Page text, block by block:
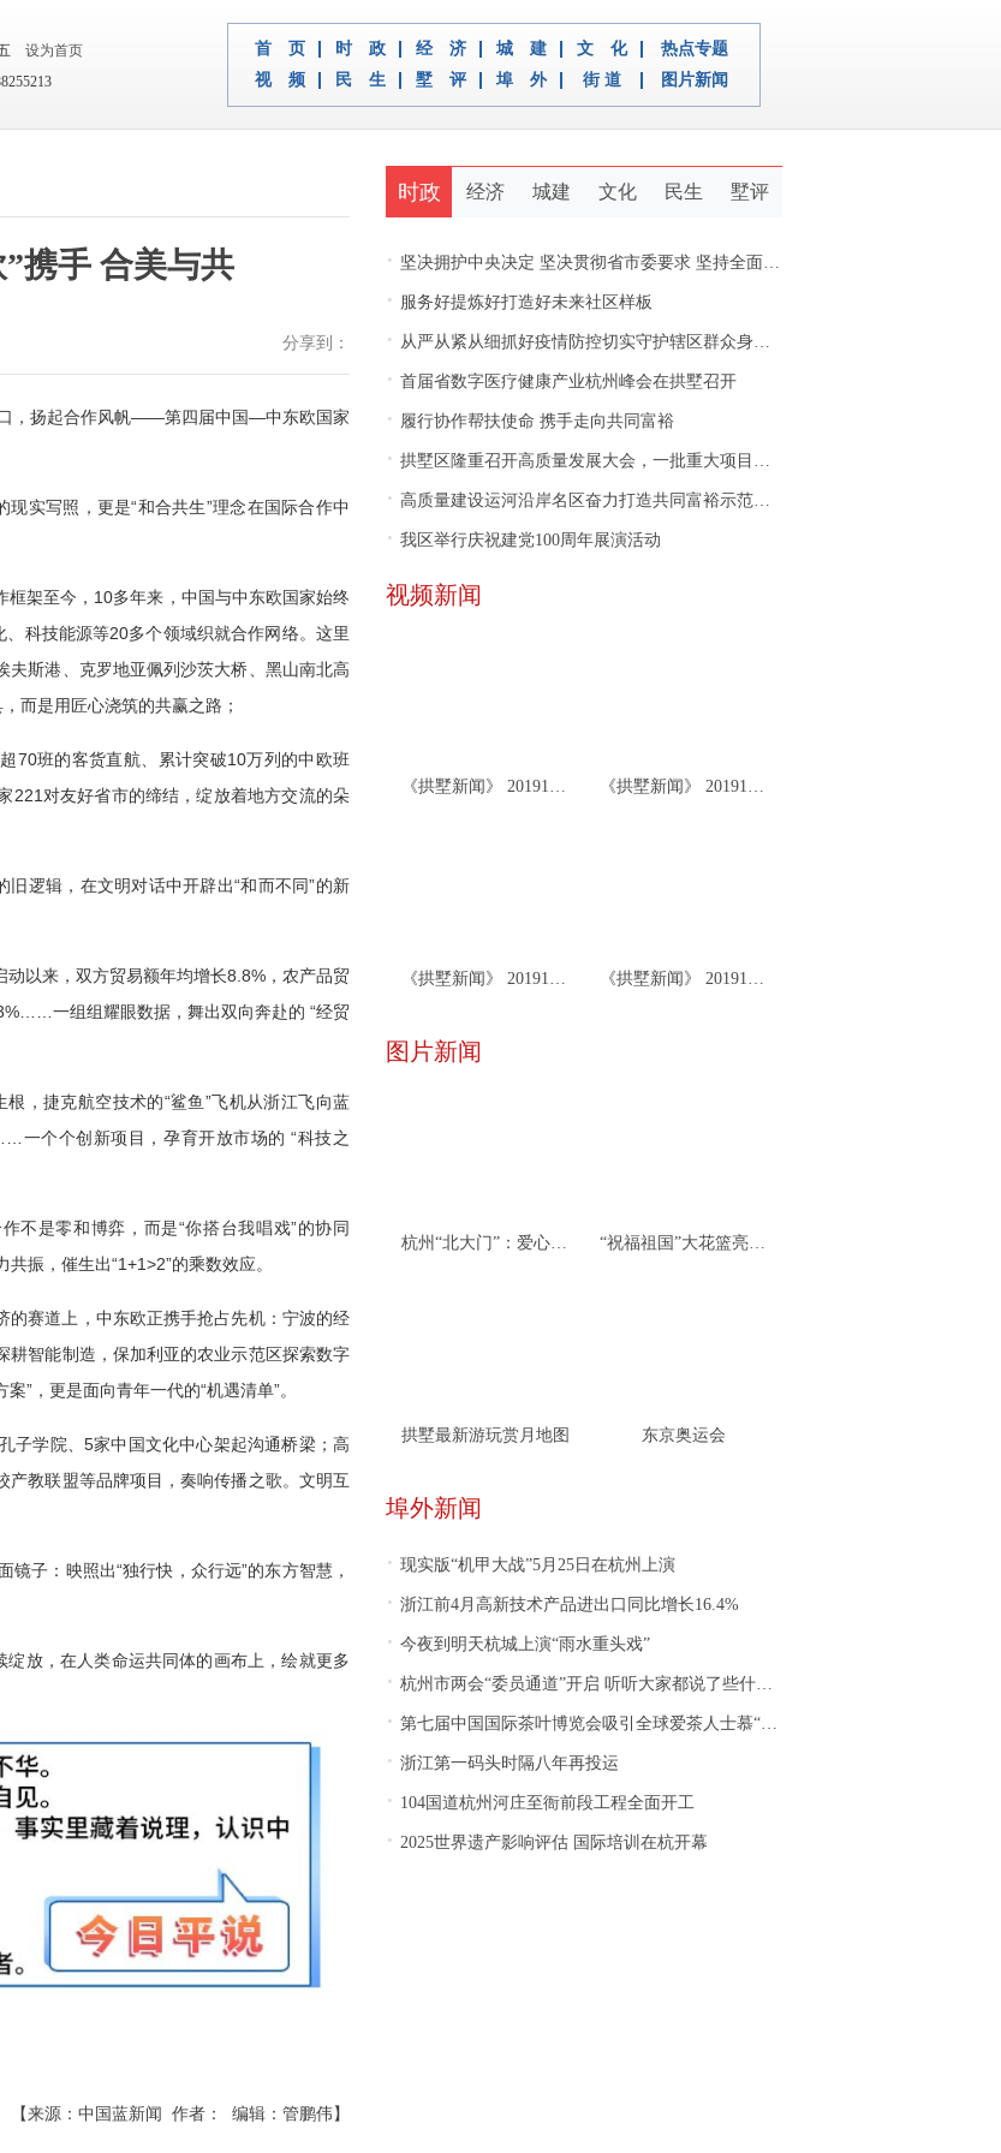
设为首页
首 页 时 政 经 济 城 建 文 化
热点专题
视 频
民 生 墅 评 埠 外 街 道 图片新闻
携手 合美与共
分享到：
，扬起合作风帆——第四届中国—中东欧国家
实写照，更是“和合共生”理念在国际合作中
框架至今，10多年来，中国与中东欧国家始终
科技能源等20多个领域织就合作网络。这里
斯港、克罗地亚佩列沙茨大桥、黑山南北高
而是用匠心浇筑的共赢之路；
70班的客货直航、累计突破10万列的中欧班
221对友好省市的缔结，绽放着地方交流的朵
逻辑，在文明对话中开辟出“和而不同”的新
动以来，双方贸易额年均增长8.8%，农产品贸
一组组耀眼数据，舞出双向奔赴的 “经贸
，捷克航空技术的“鲨鱼”飞机从浙江飞向蓝
一个个创新项目，孕育开放市场的 “科技之
不是零和博弈，而是“你搭台我唱戏”的协同
振，催生出“1+1>2”的乘数效应。
的赛道上，中东欧正携手抢占先机：宁波的经
耕智能制造，保加利亚的农业示范区探索数字
”，更是面向青年一代的“机遇清单”。
子学院、5家中国文化中心架起沟通桥梁；高
教联盟等品牌项目，奏响传播之歌。文明互
子：映照出“独行快，众行远”的东方智慧，
绽放，在人类命运共同体的画布上，绘就更多
【来源：中国蓝新闻 作者： 编辑：管鹏伟】
时政 经济 城建 文化 民生 墅评
· 坚决拥护中央决定 坚决贯彻省市委要求 坚持全面从严治党推动新拱墅经济社会又好又快发展
· 服务好提炼好打造好未来社区样板
· 从严从紧从细抓好疫情防控切实守护辖区群众身体健康
· 首届省数字医疗健康产业杭州峰会在拱墅召开
· 履行协作帮扶使命 携手走向共同富裕
· 拱墅区隆重召开高质量发展大会，一批重大项目开工签约
· 高质量建设运河沿岸名区奋力打造共同富裕示范区拱墅样本
· 我区举行庆祝建党100周年展演活动
视频新闻
《拱墅新闻》 20191126 《拱墅新闻》 20191122
《拱墅新闻》 20191119 《拱墅新闻》 20191115
图片新闻
杭州“北大门”：爱心接力 携手同行 “祝福祖国”大花篮亮相天安门广场
拱墅最新游玩赏月地图 东京奥运会
埠外新闻
· 现实版“机甲大战”5月25日在杭州上演
· 浙江前4月高新技术产品进出口同比增长16.4%
· 今夜到明天杭城上演“雨水重头戏”
· 杭州市两会“委员通道”开启 听听大家都说了些什么？
· 第七届中国国际茶叶博览会吸引全球爱茶人士慕“茗”而来
· 浙江第一码头时隔八年再投运
· 104国道杭州河庄至衙前段工程全面开工
· 2025世界遗产影响评估 国际培训在杭开幕